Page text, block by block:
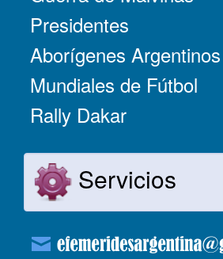
Presidentes
Aborígenes Argentinos
Mundiales de Fútbol
Rally Dakar
Servicios